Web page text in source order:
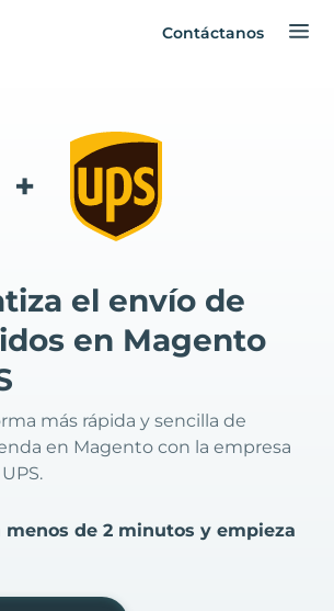
Contáctanos
+
el envío de
en Magento
más rápida y sencilla de
en Magento con la empresa
menos de 2 minutos y empieza